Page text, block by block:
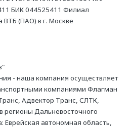
БИК 044525411 Филиал
ВТБ (ПАО) в г. Москве
- наша компания осуществляет
компаниями Флагман
Адвектор Транс, СЛТК,
Дальневосточного
Еврейская автономная область,